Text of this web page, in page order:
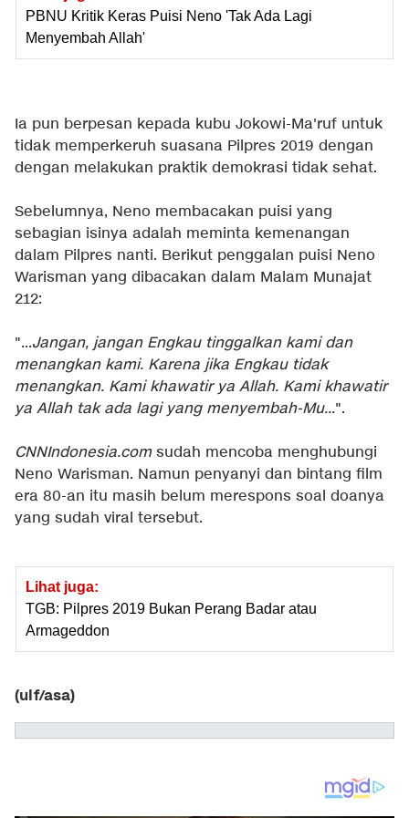
PBNU Kritik Keras Puisi Neno 'Tak Ada Lagi
Menyembah Allah'
Ia pun berpesan kepada kubu Jokowi-Ma'ruf untuk
tidak memperkeruh suasana Pilpres 2019 dengan
dengan melakukan praktik demokrasi tidak sehat.
Sebelumnya, Neno membacakan puisi yang
sebagian isinya adalah meminta kemenangan
dalam Pilpres nanti. Berikut penggalan puisi Neno
Warisman yang dibacakan dalam Malam Munajat
212:
"...Jangan, jangan Engkau tinggalkan kami dan
menangkan kami. Karena jika Engkau tidak
menangkan. Kami khawatir ya Allah. Kami khawatir
ya Allah tak ada lagi yang menyembah-Mu...".
CNNIndonesia.comsudah mencoba menghubungi
Neno Warisman. Namun penyanyi dan bintang film
era 80-an itu masih belum merespons soal doanya
yang sudah viral tersebut.
Lihat juga:
TGB: Pilpres 2019 Bukan Perang Badar atau
Armageddon
(ulf/asa)